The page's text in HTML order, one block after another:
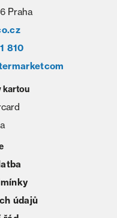
Praha
810
údajů
kartou